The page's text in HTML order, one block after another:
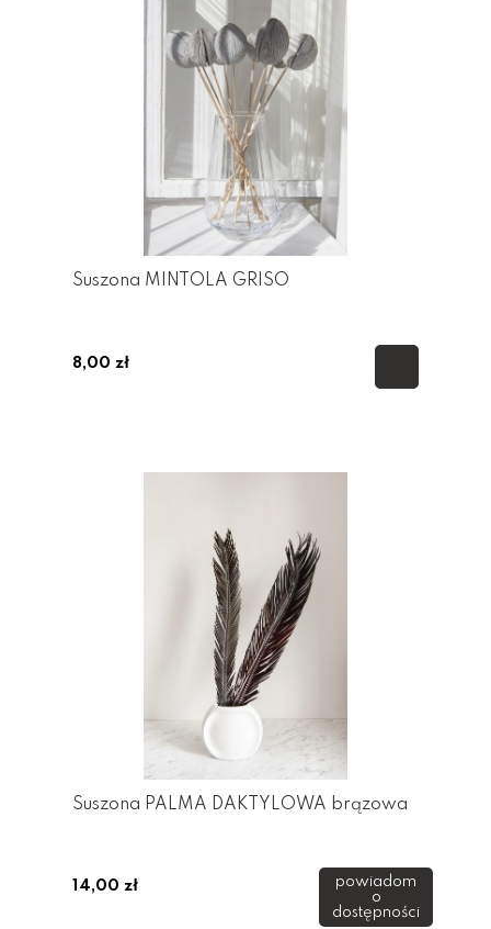
Suszona MINTOLA GRISO
8,00 zł
Suszona PALMA DAKTYLOWA brązowa
14,00 zł
powiadom
o
dostępności